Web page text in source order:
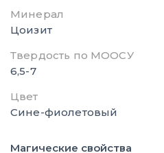
Минерал
Цоизит
Твердость по МООСУ
6,5-7
Цвет
Сине-фиолетовый
Магические свойства